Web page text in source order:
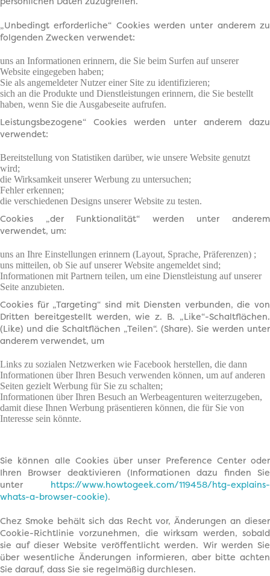
„Unbedingt erforderliche“ Cookieswerden unter anderem zu
folgenden Zwecken verwendet:
uns an Informationen erinnern, die Sie beim Surfen auf unserer
Website eingegeben haben;
Sie als angemeldeter Nutzer einer Site zu identifizieren;
sich an die Produkte und Dienstleistungen erinnern, die Sie bestellt
haben, wenn Sie die Ausgabeseite aufrufen.
Leistungsbezogene“ Cookies werden unter anderem dazu
verwendet:
Bereitstellung von Statistiken darüber, wie unsere Website genutzt
wird;
die Wirksamkeit unserer Werbung zu untersuchen;
Fehler erkennen;
die verschiedenen Designs unserer Website zu testen.
Cookies „der Funktionalität“ werden unter anderem
verwendet, um:
uns an Ihre Einstellungen erinnern (Layout, Sprache, Präferenzen) ;
uns mitteilen, ob Sie auf unserer Website angemeldet sind;
Informationen mit Partnern teilen, um eine Dienstleistung auf unserer
Seite anzubieten.
Cookies für „Targeting“ sind mit Diensten verbunden, die von
Dritten bereitgestellt werden, wie z. B. „Like“-Schaltflächen.
(Like) und die Schaltflächen „Teilen“. (Share). Sie werden unter
anderem verwendet, um
Links zu sozialen Netzwerken wie Facebook herstellen, die dann
Informationen über Ihren Besuch verwenden können, um auf anderen
Seiten gezielt Werbung für Sie zu schalten;
Informationen über Ihren Besuch an Werbeagenturen weiterzugeben,
damit diese Ihnen Werbung präsentieren können, die für Sie von
Interesse sein könnte.
Sie können alle Cookies über unser Preference Center oder
Ihren Browser deaktivieren (Informationen dazu finden Sie
unter https://www.howtogeek.com/119458/htg-explains-
whats-a-browser-cookie).
Chez Smoke behält sich das Recht vor, Änderungen an dieser
Cookie-Richtlinie vorzunehmen, die wirksam werden, sobald
sie auf dieser Website veröffentlicht werden. Wir werden Sie
über wesentliche Änderungen informieren, aber bitte achten
Sie darauf, dass Sie sie regelmäßig durchlesen.